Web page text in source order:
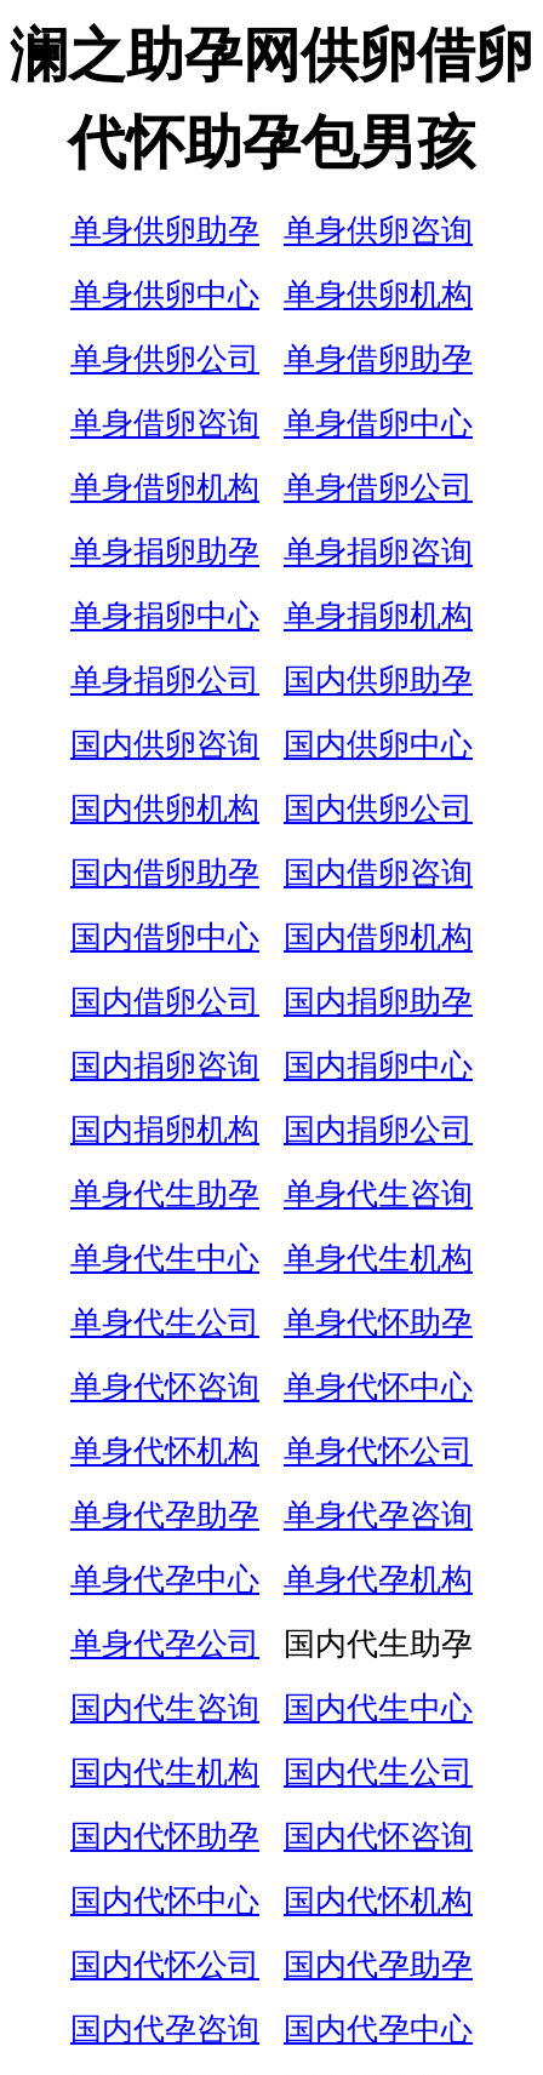
澜之助孕网供卵借卵
代怀助孕包男孩
单身供卵助孕
单身供卵咨询
单身供卵中心
单身供卵机构
单身供卵公司
单身借卵助孕
单身借卵咨询
单身借卵中心
单身借卵机构
单身借卵公司
单身捐卵助孕
单身捐卵咨询
单身捐卵中心
单身捐卵机构
单身捐卵公司
国内供卵助孕
国内供卵咨询
国内供卵中心
国内供卵机构
国内供卵公司
国内借卵助孕
国内借卵咨询
国内借卵中心
国内借卵机构
国内借卵公司
国内捐卵助孕
国内捐卵咨询
国内捐卵中心
国内捐卵机构
国内捐卵公司
单身代生助孕
单身代生咨询
单身代生中心
单身代生机构
单身代生公司
单身代怀助孕
单身代怀咨询
单身代怀中心
单身代怀机构
单身代怀公司
单身代孕助孕
单身代孕咨询
单身代孕中心
单身代孕机构
单身代孕公司
国内代生助孕
国内代生咨询
国内代生中心
国内代生机构
国内代生公司
国内代怀助孕
国内代怀咨询
国内代怀中心
国内代怀机构
国内代怀公司
国内代孕助孕
国内代孕咨询
国内代孕中心